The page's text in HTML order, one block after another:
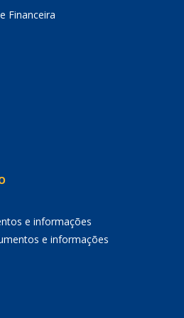
Financeira
e informações
e informações